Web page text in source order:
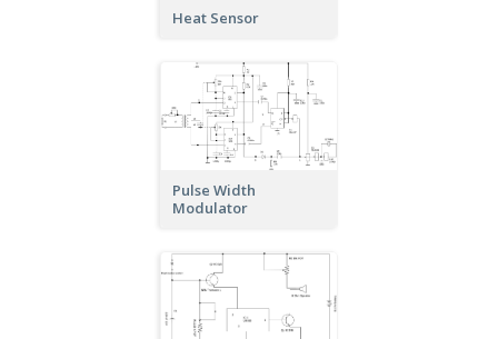
Heat Sensor
Pulse Width
Modulator